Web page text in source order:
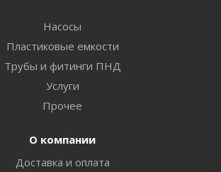
Насосы
Пластиковые емкости
Трубы и фитинги ПНД
Услуги
Прочее
О компании
Доставка и оплата